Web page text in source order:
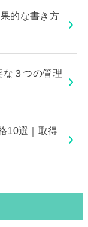
的な書き方
な３つの管理
10選｜取得